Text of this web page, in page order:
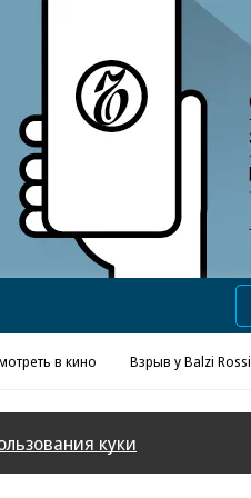
в «Ъ» www.kommersant.ru/ad
в кино Взрыв у Balzi Rossi
куки